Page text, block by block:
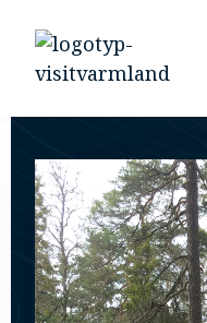
content